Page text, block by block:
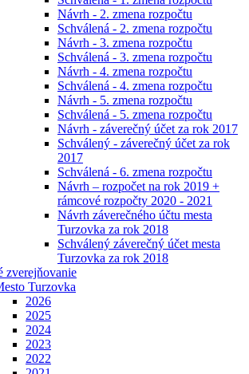
Návrh - 2. zmena rozpočtu
Schválená - 2. zmena rozpočtu
Návrh - 3. zmena rozpočtu
Schválená - 3. zmena rozpočtu
Návrh - 4. zmena rozpočtu
Schválená - 4. zmena rozpočtu
Návrh - 5. zmena rozpočtu
Schválená - 5. zmena rozpočtu
Návrh - záverečný účet za rok 2017
Schválený - záverečný účet za rok
2017
Schválená - 6. zmena rozpočtu
Návrh – rozpočet na rok 2019 +
rámcové rozpočty 2020 - 2021
Návrh záverečného účtu mesta
Turzovka za rok 2018
Schválený záverečný účet mesta
Turzovka za rok 2018
zverejňovanie
Turzovka
2026
2025
2024
2023
2022